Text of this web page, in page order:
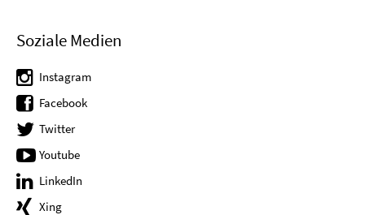
Soziale Medien
Instagram
Facebook
Twitter
Youtube
LinkedIn
Xing